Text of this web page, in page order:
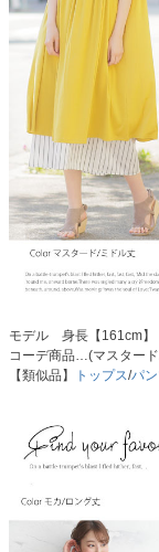
モデル 身長【161cm】
コーデ商品…(マスタード
【類似品】
トップス/パ